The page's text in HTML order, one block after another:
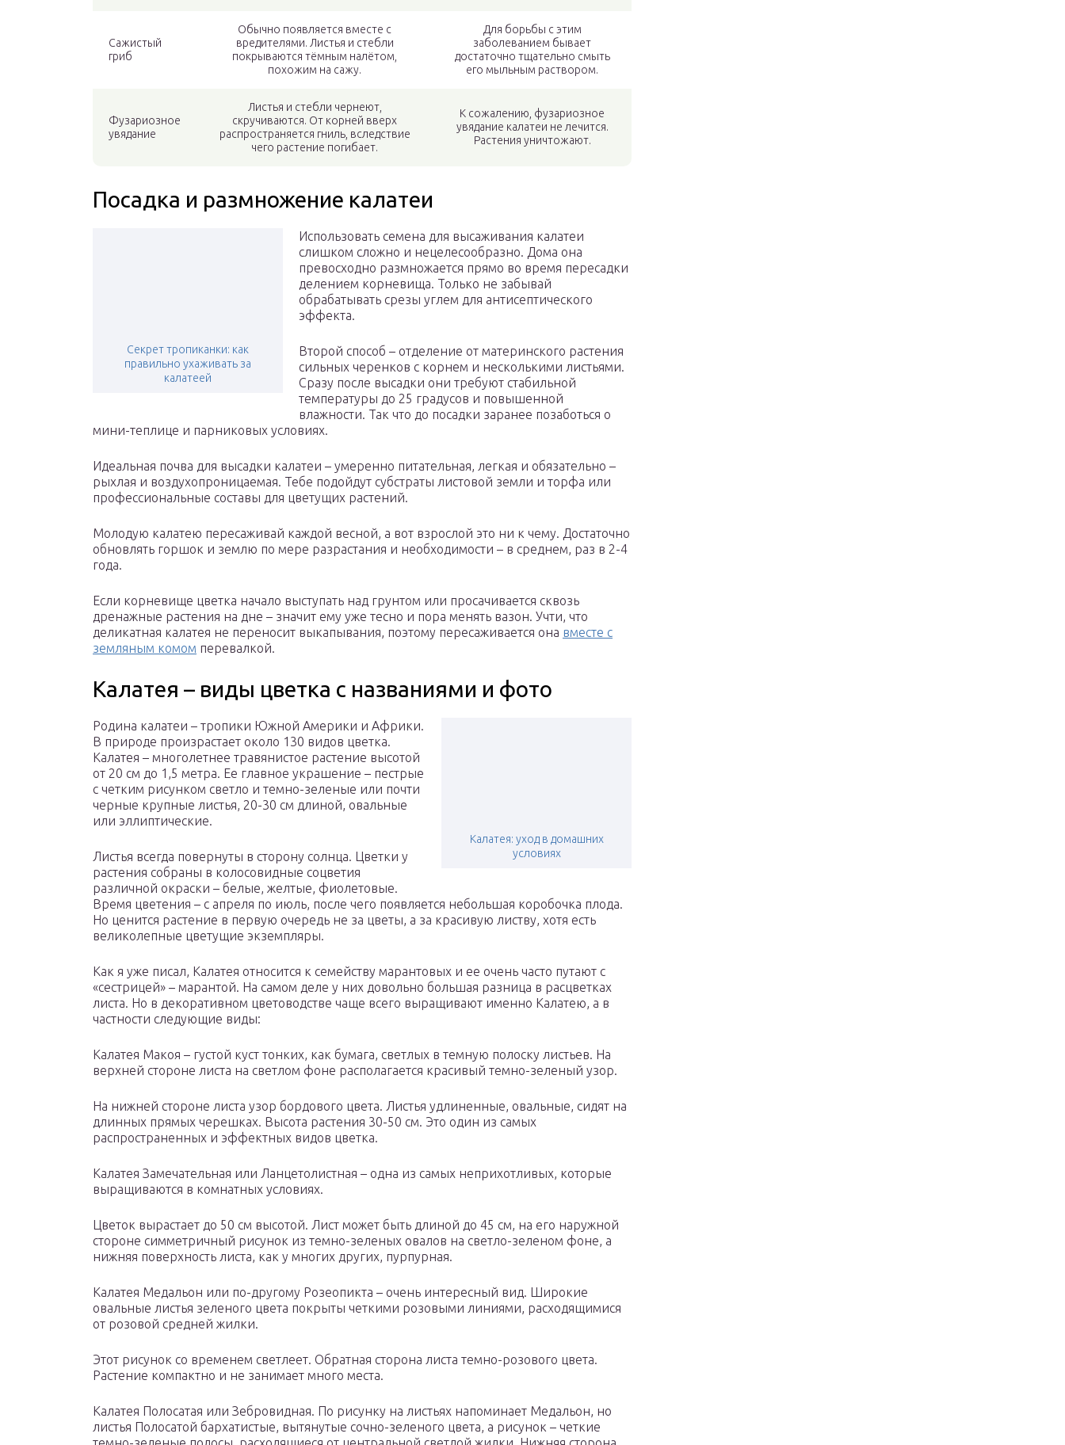
Сажистый
гриб
Обычно появляется вместе с
вредителями. Листья и стебли
покрываются тёмным налётом,
похожим на сажу.
Для борьбы с этим
заболеванием бывает
достаточно тщательно смыть
его мыльным раствором.
Фузариозное
увядание
Листья и стебли чернеют,
скручиваются. От корней вверх
распространяется гниль, вследствие
чего растение погибает.
К сожалению, фузариозное
увядание калатеи не лечится.
Растения уничтожают.
Посадка и размножение калатеи
Секрет тропиканки: как
правильно ухаживать за
калатеей
Использовать семена для высаживания калатеи
слишком сложно и нецелесообразно. Дома она
превосходно размножается прямо во время пересадки
делением корневища. Только не забывай
обрабатывать срезы углем для антисептического
эффекта.
Второй способ – отделение от материнского растения
сильных черенков с корнем и несколькими листьями.
Сразу после высадки они требуют стабильной
температуры до 25 градусов и повышенной
влажности. Так что до посадки заранее позаботься о
мини-теплице и парниковых условиях.
Идеальная почва для высадки калатеи – умеренно питательная, легкая и обязательно –
рыхлая и воздухопроницаемая. Тебе подойдут субстраты листовой земли и торфа или
профессиональные составы для цветущих растений.
Молодую калатею пересаживай каждой весной, а вот взрослой это ни к чему. Достаточно
обновлять горшок и землю по мере разрастания и необходимости – в среднем, раз в 2-4
года.
Если корневище цветка начало выступать над грунтом или просачивается сквозь
дренажные растения на дне – значит ему уже тесно и пора менять вазон. Учти, что
деликатная калатея не переносит выкапывания, поэтому пересаживается она вместе с
земляным комом перевалкой.
Калатея – виды цветка с названиями и фото
Калатея: уход в домашних
условиях
Родина калатеи – тропики Южной Америки и Африки.
В природе произрастает около 130 видов цветка.
Калатея – многолетнее травянистое растение высотой
от 20 см до 1,5 метра. Ее главное украшение – пестрые
с четким рисунком светло и темно-зеленые или почти
черные крупные листья, 20-30 см длиной, овальные
или эллиптические.
Листья всегда повернуты в сторону солнца. Цветки у
растения собраны в колосовидные соцветия
различной окраски – белые, желтые, фиолетовые.
Время цветения – с апреля по июль, после чего появляется небольшая коробочка плода.
Но ценится растение в первую очередь не за цветы, а за красивую листву, хотя есть
великолепные цветущие экземпляры.
Как я уже писал, Калатея относится к семейству марантовых и ее очень часто путают с
«сестрицей» – марантой. На самом деле у них довольно большая разница в расцветках
листа. Но в декоративном цветоводстве чаще всего выращивают именно Калатею, а в
частности следующие виды:
Калатея Макоя – густой куст тонких, как бумага, светлых в темную полоску листьев. На
верхней стороне листа на светлом фоне располагается красивый темно-зеленый узор.
На нижней стороне листа узор бордового цвета. Листья удлиненные, овальные, сидят на
длинных прямых черешках. Высота растения 30-50 см. Это один из самых
распространенных и эффектных видов цветка.
Калатея Замечательная или Ланцетолистная – одна из самых неприхотливых, которые
выращиваются в комнатных условиях.
Цветок вырастает до 50 см высотой. Лист может быть длиной до 45 см, на его наружной
стороне симметричный рисунок из темно-зеленых овалов на светло-зеленом фоне, а
нижняя поверхность листа, как у многих других, пурпурная.
Калатея Медальон или по-другому Розеопикта – очень интересный вид. Широкие
овальные листья зеленого цвета покрыты четкими розовыми линиями, расходящимися
от розовой средней жилки.
Этот рисунок со временем светлеет. Обратная сторона листа темно-розового цвета.
Растение компактно и не занимает много места.
Калатея Полосатая или Зебровидная. По рисунку на листьях напоминает Медальон, но
листья Полосатой бархатистые, вытянутые сочно-зеленого цвета, а рисунок – четкие